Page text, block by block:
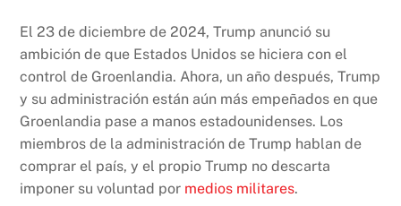
El 23 de diciembre de 2024, Trump anunció su
ambición de que Estados Unidos se hiciera con el
control de Groenlandia. Ahora, un año después, Trump
y su administración están aún más empeñados en que
Groenlandia pase a manos estadounidenses. Los
miembros de la administración de Trump hablan de
comprar el país, y el propio Trump no descarta
imponer su voluntad por medios militares.